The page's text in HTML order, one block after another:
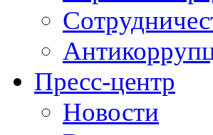
Пресс-центр
Новости